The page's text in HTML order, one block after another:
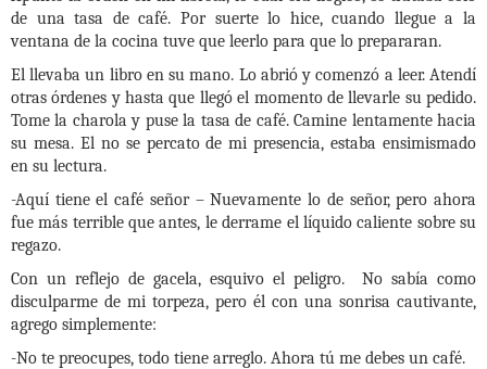
de una tasa de café. Por suerte lo hice, cuando llegue a la
ventana de la cocina tuve que leerlo para que lo prepararan.
El llevaba un libro en su mano. Lo abrió y comenzó a leer. Atendí
otras órdenes y hasta que llegó el momento de llevarle su pedido.
Tome la charola y puse la tasa de café. Camine lentamente hacia
su mesa. El no se percato de mi presencia, estaba ensimismado
en su lectura.
-Aquí tiene el café señor – Nuevamente lo de señor, pero ahora
fue más terrible que antes, le derrame el líquido caliente sobre su
regazo.
Con un reflejo de gacela, esquivo el peligro. No sabía como
disculparme de mi torpeza, pero él con una sonrisa cautivante,
agrego simplemente:
-No te preocupes, todo tiene arreglo. Ahora tú me debes un café.